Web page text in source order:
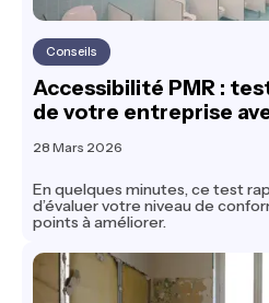
Conseils
Accessibilité PMR :
de votre entreprise
28 Mars 2026
En quelques minutes, ce test
d’évaluer votre niveau de
points à améliorer.